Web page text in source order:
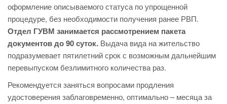
оформление описываемого статуса по упрощенной
процедуре, без необходимости получения ранее РВП.
Отдел ГУВМ занимается рассмотрением пакета
документов до 90 суток. Выдача вида на жительство
подразумевает пятилетний срок с возможным дальнейшим
перевыпуском безлимитного количества раз.
Рекомендуется заняться вопросами продления
удостоверения заблаговременно, оптимально – месяца за